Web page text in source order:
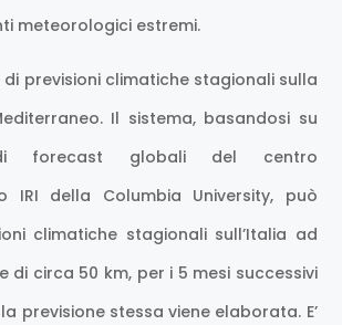
meteorologici estremi.
di previsioni climatiche stagionali sulla
Il sistema, basandosi su
forecast globali del centro
IRI della Columbia University, può
climatiche stagionali sull’Italia ad
di circa 50 km, per i 5 mesi successivi
previsione stessa viene elaborata. E’